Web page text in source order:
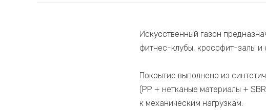
Искусственный газон
фитнес-клубы, кроссфит-залы и
Покрытие выполнено из
(PP + нетканые материалы +
к механическим нагрузкам.